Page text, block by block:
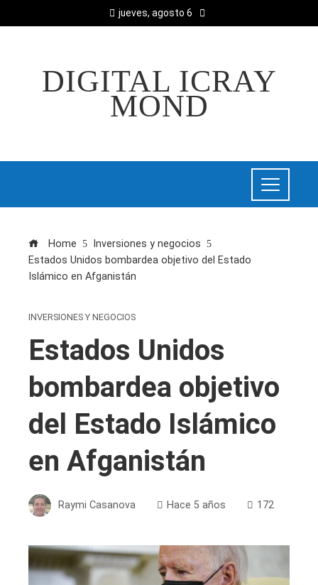
jueves, agosto 6
DIGITAL ICRAY
MOND
Home
Inversiones y negocios
Estados Unidos bombardea objetivo del Estado
Islámico en Afganistán
INVERSIONES Y NEGOCIOS
Estados Unidos
bombardea objetivo
del Estado Islámico
en Afganistán
Raymi Casanova Hace 5 años 172